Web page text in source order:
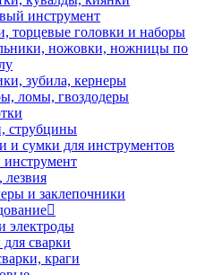
инструмент
торцевые головки и наборы
ножовки, ножницы по
зубила, кернеры
ломы, гвоздодеры
струбцины
и сумки для инструментов
и заклепочники
электроды
сварки
краги